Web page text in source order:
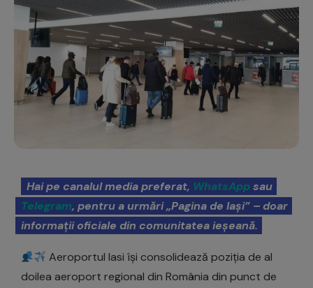
Hai pe canalul media preferat, WhatsAppsau
Telegram, pentru a urmări „Pagina de Iași” – doar
informații oficiale din comunitatea ieșeană.
Aeroportul Iasi își consolidează poziția de al
doilea aeroport regional din România din punct de